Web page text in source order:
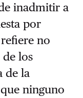
inadmitir a
por
no
los
de la
ninguno